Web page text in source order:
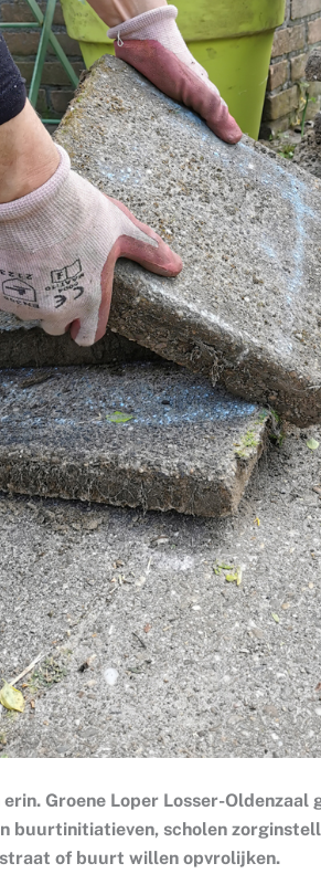
Groene Loper Losser-Oldenzaal
buurtinitiatieven, scholen
of buurt willen opvrolijken.